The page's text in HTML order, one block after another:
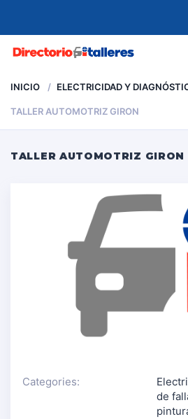
INICIO ELECTRICIDAD Y
TALLER AUTOMOTRIZ GIRON
TALLER AUTOMOTRIZ GIRON
Categories:
de